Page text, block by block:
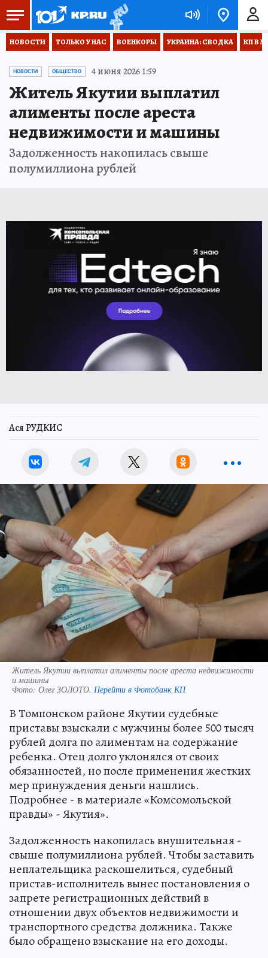
НОВОСТИ ТОЛЬКО У НАС ВОЕНКОРЫ УКРАИНА: СВОДКА КП В
НОВОСТИ ОБЩЕСТВО 4 июня 2026 1:59
Житель Якутии выплатил
алименты после ареста
недвижимости и машины
Задолженность накопилась свыше
полумиллиона рублей
Ася РУДКИС
Житель Якутии выплатил алименты после ареста недвижимости
и машины
Фото: Олег ЗОЛОТО. Перейти в Фотобанк КП
В Томпонском районе Якутии судебные
приставы взыскали с мужчины более 500 тысяч
рублей долга по алиментам на содержание
ребенка. Отец долго уклонялся от своих
обязанностей, но после применения жестких
мер принуждения деньги нашлись.
Подробнее - в материале «Комсомольской
правды» - Якутия».
Задолженность накопилась внушительная -
свыше полумиллиона рублей. Чтобы заставить
неплательщика раскошелиться, судебный
пристав-исполнитель вынес постановления о
запрете регистрационных действий в
отношении двух объектов недвижимости и
транспортного средства должника. Также
было обращено взыскание на его доходы.